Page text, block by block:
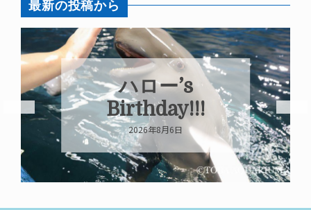
最新の投稿から
ハロー’s
Birthday!!!
2026年8月6日